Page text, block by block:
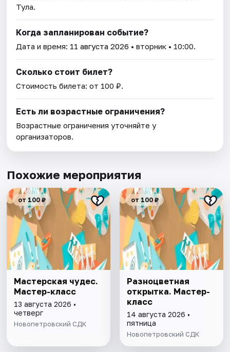
Тула.
Когда запланирован событие?
Дата и время: 11 августа 2026 • вторник • 10:00.
Сколько стоит билет?
Стоимость билета: от 100 ₽.
Есть ли возрастные ограничения?
Возрастные ограничения уточняйте у
организаторов.
Похожие мероприятия
от 100 ₽
Мастерская чудес.
Мастер-класс
13 августа 2026 •
четверг
Новопетровский СДК
от 100 ₽
Разноцветная
открытка. Мастер-
класс
14 августа 2026 •
пятница
Новопетровский СДК